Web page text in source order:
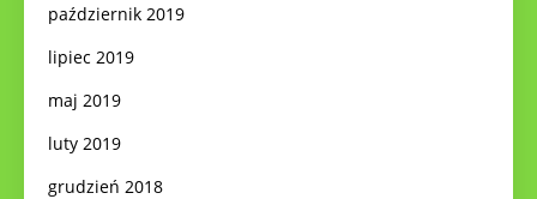
październik 2019
lipiec 2019
maj 2019
luty 2019
grudzień 2018